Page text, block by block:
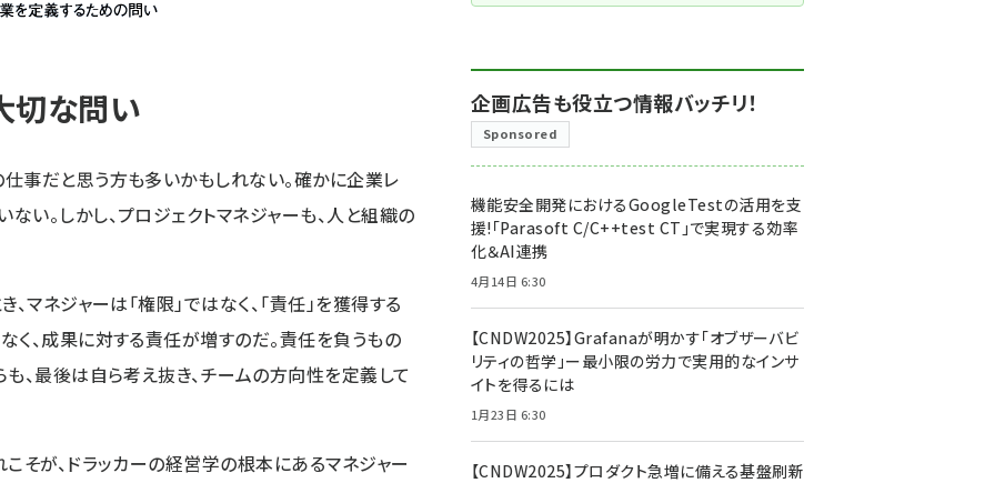
切な問い
事だと思う方も多いかもしれない。確かに企業レ
。しかし、プロジェクトマネジャーも、人と組織の
マネジャーは「権限」ではなく、「責任」を獲得する
く、成果に対する責任が増すのだ。責任を負うもの
、最後は自ら考え抜き、チームの方向性を定義して
そが、ドラッカーの経営学の根本にあるマネジャー
企画広告も役立つ情報バッチリ！
Sponsored
機能安全開発におけるGoogleTestの活用を支
援!「Parasoft C/C++test CT」で実現する効率
化＆AI連携
4月14日 6:30
【CNDW2025】Grafanaが明かす「オブザーバビ
リティの哲学」ー最小限の労力で実用的なインサ
イトを得るには
1月23日 6:30
【CNDW2025】プロダクト急増に備える基盤刷新